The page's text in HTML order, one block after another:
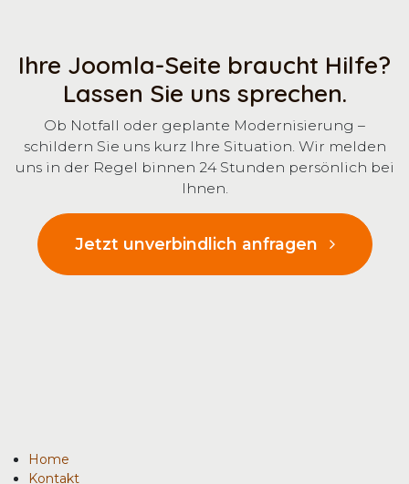
Ihre Joomla-Seite braucht Hilfe?
Lassen Sie uns sprechen.
Ob Notfall oder geplante Modernisierung –
schildern Sie uns kurz Ihre Situation. Wir melden
uns in der Regel binnen 24 Stunden persönlich bei
Ihnen.
Jetzt unverbindlich anfragen
Home
Kontakt